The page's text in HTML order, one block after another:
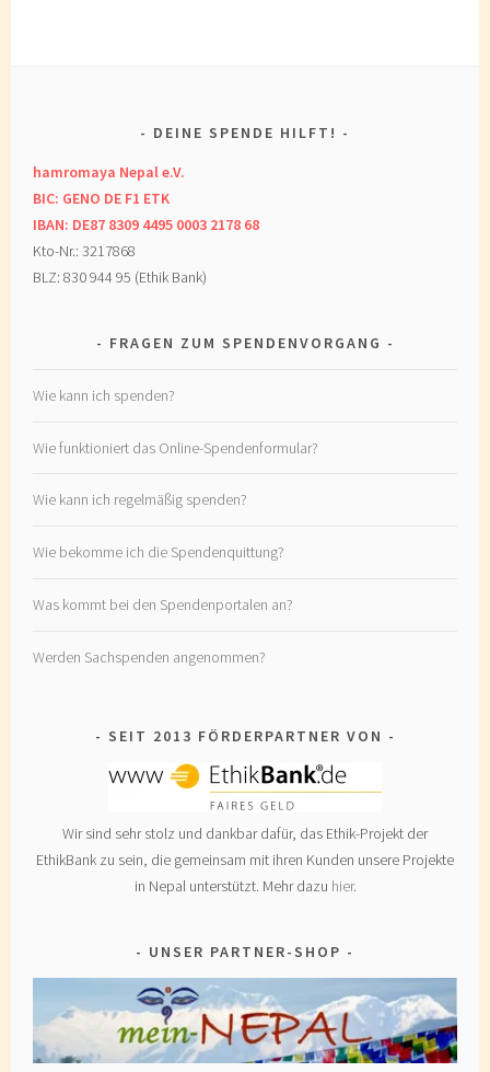
DEINE SPENDE HILFT!
hamromaya Nepal e.V.
BIC: GENO DE F1 ETK
IBAN: DE87 8309 4495 0003 2178 68
Kto-Nr.: 3217868
BLZ: 830 944 95 (Ethik Bank)
FRAGEN ZUM SPENDENVORGANG
Wie kann ich spenden?
Wie funktioniert das Online-Spendenformular?
Wie kann ich regelmäßig spenden?
Wie bekomme ich die Spendenquittung?
Was kommt bei den Spendenportalen an?
Werden Sachspenden angenommen?
SEIT 2013 FÖRDERPARTNER VON
Wir sind sehr stolz und dankbar dafür, das Ethik-Projekt der
EthikBank zu sein, die gemeinsam mit ihren Kunden unsere Projekte
in Nepal unterstützt. Mehr dazu hier.
UNSER PARTNER-SHOP